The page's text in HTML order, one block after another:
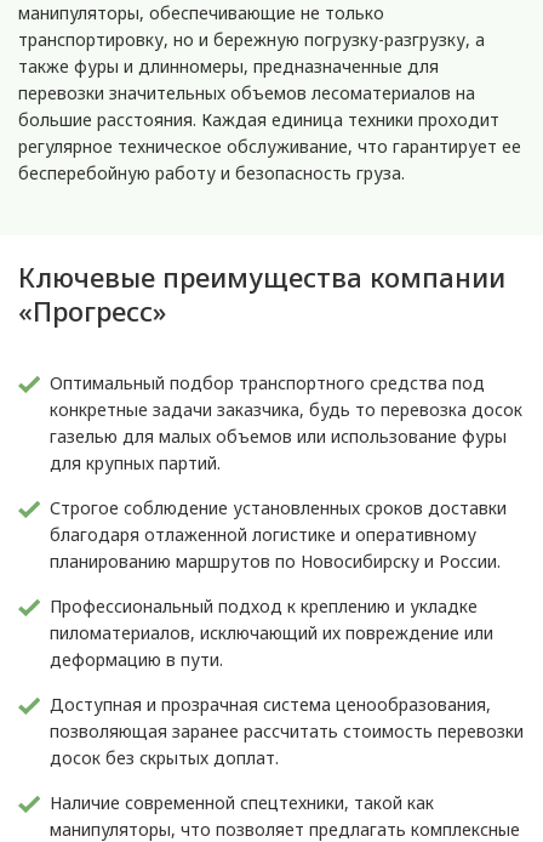
манипуляторы, обеспечивающие не только
транспортировку, но и бережную погрузку-разгрузку, а
также фуры и длинномеры, предназначенные для
перевозки значительных объемов лесоматериалов на
большие расстояния. Каждая единица техники проходит
регулярное техническое обслуживание, что гарантирует ее
бесперебойную работу и безопасность груза.
Ключевые преимущества компании
«Прогресс»
Оптимальный подбор транспортного средства под
конкретные задачи заказчика, будь то перевозка досок
газелью для малых объемов или использование фуры
для крупных партий.
Строгое соблюдение установленных сроков доставки
благодаря отлаженной логистике и оперативному
планированию маршрутов по Новосибирску и России.
Профессиональный подход к креплению и укладке
пиломатериалов, исключающий их повреждение или
деформацию в пути.
Доступная и прозрачная система ценообразования,
позволяющая заранее рассчитать стоимость перевозки
досок без скрытых доплат.
Наличие современной спецтехники, такой как
манипуляторы, что позволяет предлагать комплексные